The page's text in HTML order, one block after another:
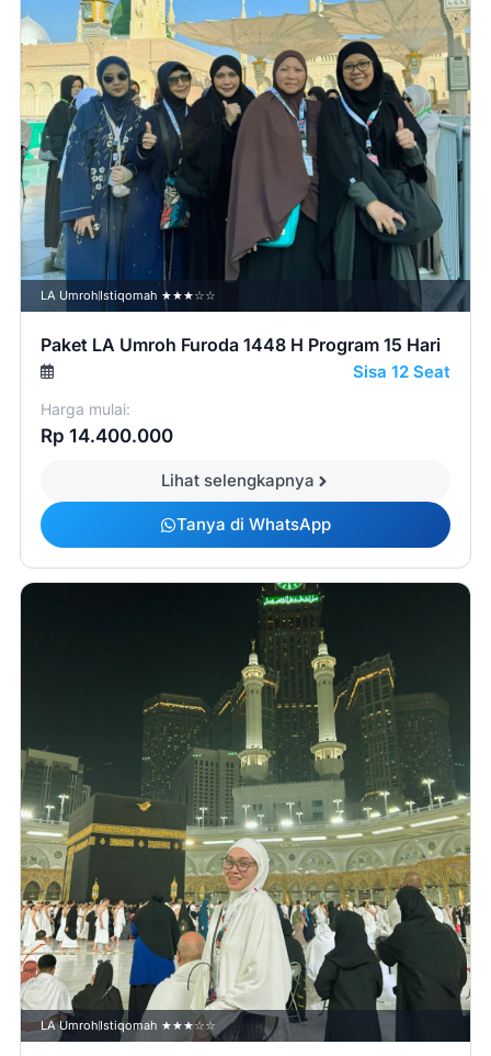
LA Umroh Istiqomah ★★★☆☆
Paket LA Umroh Furoda 1448 H Program 15 Hari
Sisa 12 Seat
Harga mulai:
Rp 14.400.000
Lihat selengkapnya
Tanya di WhatsApp
LA Umroh Istiqomah ★★★☆☆